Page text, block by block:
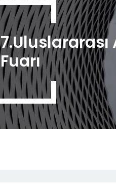
Fuarı